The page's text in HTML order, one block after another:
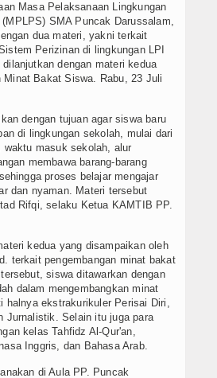
Masa Pelaksanaan Lingkungan
SMA Puncak Darussalam,
dua materi, yakni terkait
Perizinan di lingkungan LPI
dengan materi kedua
Minat Bakat Siswa. Rabu, 23 Juli
dengan tujuan agar siswa baru
di lingkungan sekolah, mulai dari
waktu masuk sekolah, alur
membawa barang-barang
proses belajar mengajar
dan nyaman. Materi tersebut
Rifqi, selaku Ketua KAMTIB PP.
kedua yang disampaikan oleh
terkait pengembangan minat bakat
siswa ditawarkan dengan
dalam mengembangkan minat
halnya ekstrakurikuler Perisai Diri,
Jurnalistik. Selain itu juga para
kelas Tahfidz Al-Qur'an,
Inggris, dan Bahasa Arab.
di Aula PP. Puncak